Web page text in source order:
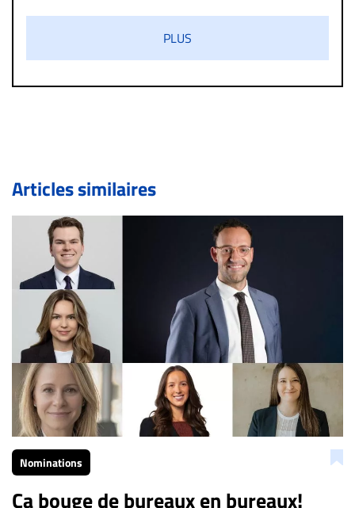
diffamatoire. Si malgré cette politique de modération,
un commentaire publié sur le site vous dérange, prenez
immédiatement contact par courriel (info@droit-
de validation, un droit de réponse.
Bien à vous,
La Rédaction de Droit-inc.com
PLUS
Articles similaires
Nominations
Ça bouge de bureaux en bureaux!